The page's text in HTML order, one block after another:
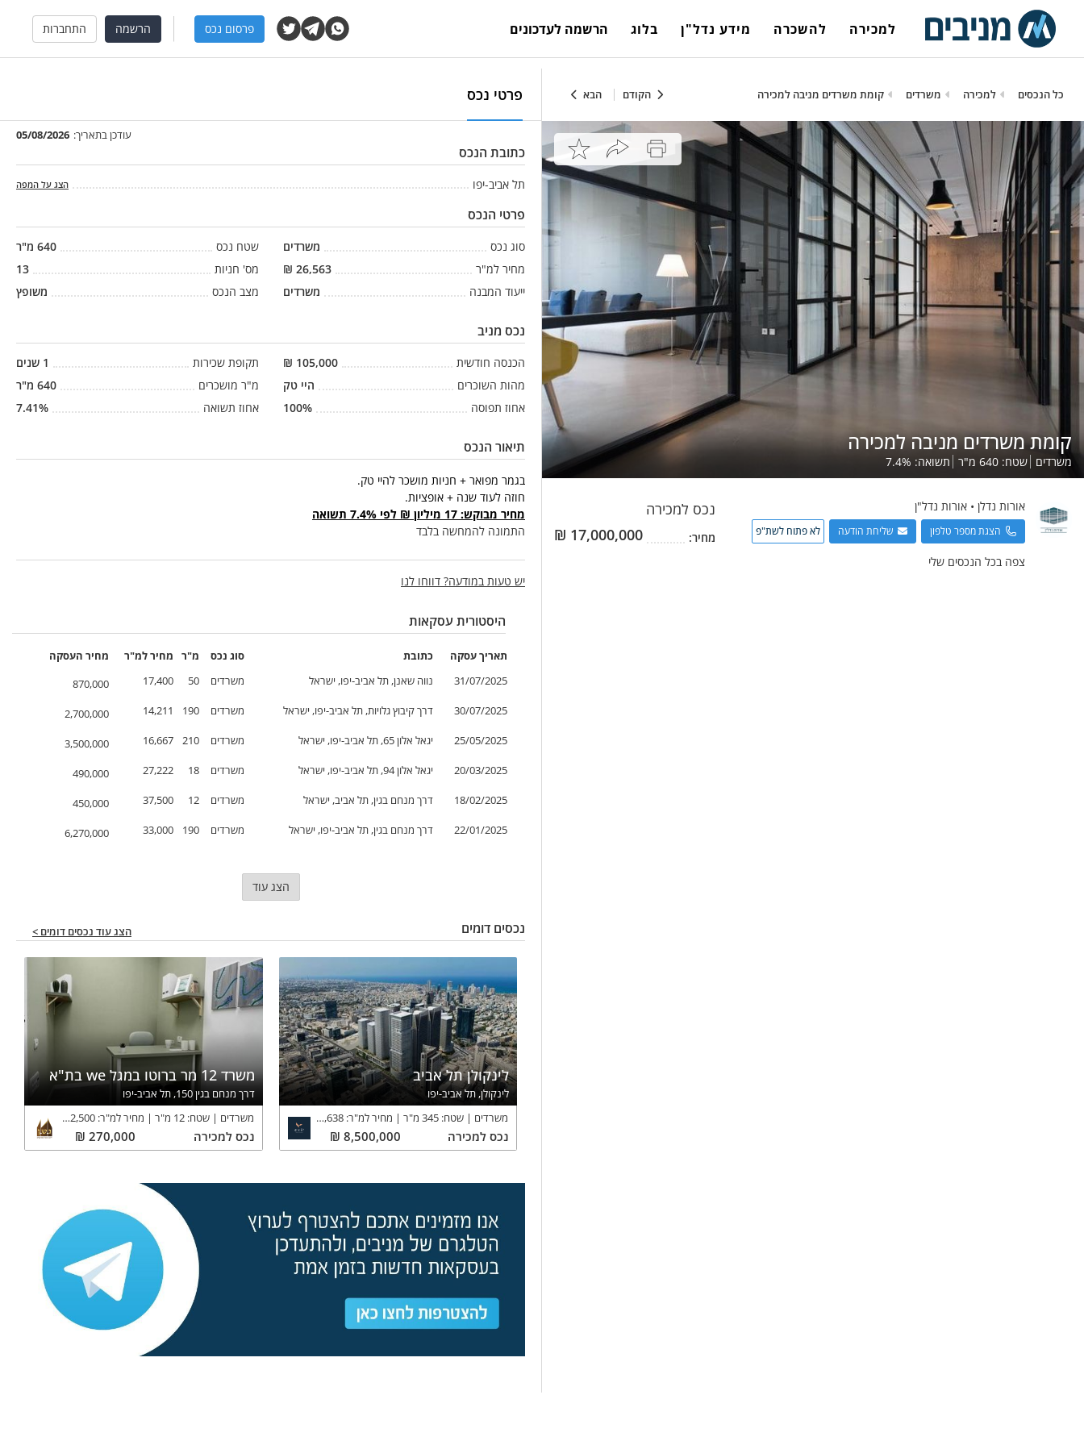
למכירה להשכרה מידע נדל"ן בלוג הרשמה לעדכונים פרסום נכס הרשמה התחברות
כל הנכסים למכירה משרדים קומת משרדים מניבה למכירה הקודם הבא
קומת משרדים מניבה למכירה
משרדים שטח: 640 מ"ר תשואה: 7.4%
אורות נדלן • אורות נדל"ן
הצגת מספר טלפון שליחת הודעה לא פתוח לשת"פ
צפה בכל הנכסים שלי
נכס למכירה
מחיר: 17,000,000
₪
פרטי נכס
עודכן בתאריך: 05/08/2026
כתובת הנכס
תל אביב-יפו הצג על המפה
פרטי הנכס
סוג נכס משרדים שטח נכס 640 מ"ר
מחיר למ"ר
26,563
₪ מס' חניות
13
ייעוד המבנה
משרדים מצב הנכס משופץ
נכס מניב
הכנסה חודשית 105,000
₪ תקופת שכירות 1 שנים
מהות השוכרים
היי טק מ"ר מושכרים 640 מ"ר
אחוז תפוסה
100% אחוז תשואה 7.41%
תיאור הנכס
בגמר מפואר + חניות מושכר להיי טק.
חוזה לעוד שנה + אופציות.
מחיר מבוקש: 17 מיליון ₪ לפי 7.4% תשואה
התמונה להמחשה בלבד
יש טעות במודעה? דווחו לנו
היסטורית עסקאות
תאריךעסקה כתובת סוג נכס מ"ר מחירלמ"ר מחיר העסקה
31/07/2025
נווה שאנן, תל אביב-יפו, ישראל משרדים 50
17,400
870,000
30/07/2025
דרך קיבוץ גלויות, תל אביב-יפו, ישראל משרדים 190
14,211
2,700,000
25/05/2025
יגאל אלון 65, תל אביב-יפו, ישראל משרדים 210
16,667
3,500,000
20/03/2025
יגאל אלון 94, תל אביב-יפו, ישראל משרדים 18
27,222
490,000
18/02/2025
דרך מנחם בגין, תל אביב, ישראל משרדים 12
37,500
450,000
22/01/2025
דרך מנחם בגין, תל אביב-יפו, ישראל משרדים 190
33,000
6,270,000
הצג עוד
נכסים דומים הצג עוד נכסים דומים >
לינקולן תל אביב
לינקולן, תל אביב-יפו
משרדים
שטח: 345 מ"ר מחיר למ"ר: 24,638
₪
נכס למכירה 8,500,000
₪
משרד 12 מר ברוטו במגל we בת"א
דרך מנחם בגין 150, תל אביב-יפו
משרדים
שטח:12 מ"ר מחיר למ"ר:22,500
₪
נכסלמכירה 270,000
₪